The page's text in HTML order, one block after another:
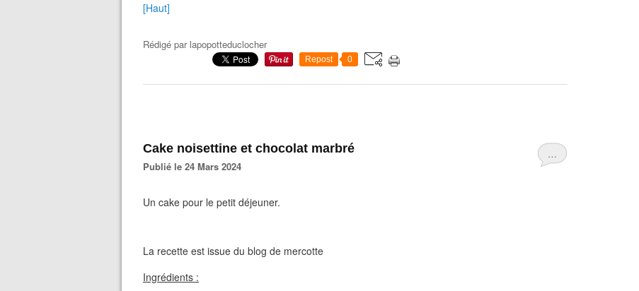
[Haut]
Rédigé par lapopotteduclocher
Repost 0
…
Cake noisettine et chocolat marbré
Publié le 24 Mars 2024
Un cake pour le petit déjeuner.
La recette est issue du blog de mercotte
Ingrédients :